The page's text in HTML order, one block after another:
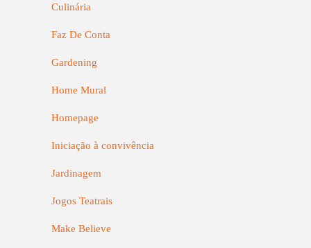
Culinária
Faz De Conta
Gardening
Home Mural
Homepage
Iniciação à convivência
Jardinagem
Jogos Teatrais
Make Believe